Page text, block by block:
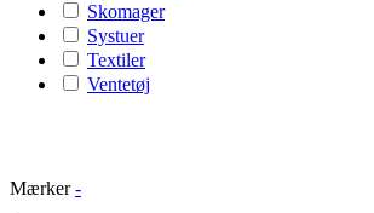
Skomager
Systuer
Textiler
Ventetøj
Mærker -